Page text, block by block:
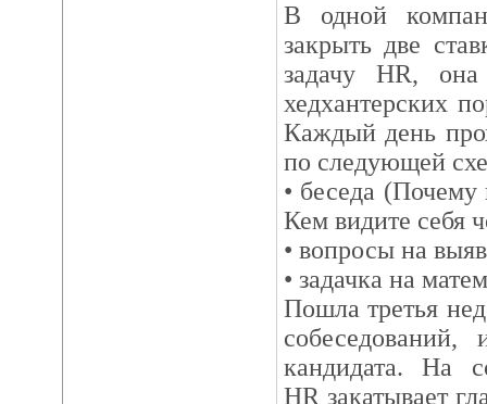
В одной
закрыть две
задачу HR,
хедхантерских
Каждый день
по следующей
• беседа
Кем видите себя
• вопросы на
• задачка на
Пошла третья
кандидата. На
HR закатывает